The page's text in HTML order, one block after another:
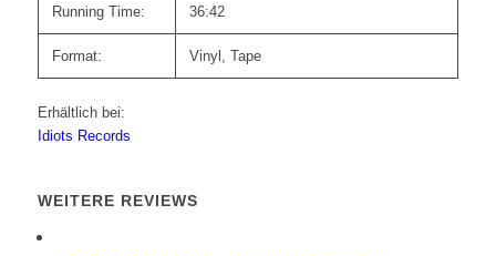
Running Time: 36:42
Format: Vinyl, Tape
Erhältlich bei:
Idiots Records
WEITERE REVIEWS